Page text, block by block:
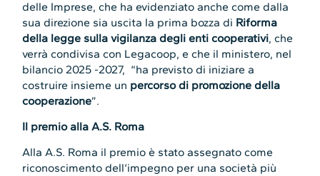
delle Imprese, che ha evidenziato anche come dalla
sua direzione sia uscita la prima bozza di Riforma
della legge sulla vigilanza degli enti cooperativi, che
verrà condivisa con Legacoop, e che il ministero, nel
bilancio 2025 -2027, “ha previsto di iniziare a
costruire insieme un percorso di promozione della
cooperazione”.
Il premio alla A.S. Roma
Alla A.S. Roma il premio è stato assegnato come
riconoscimento dell‘impegno per una società più